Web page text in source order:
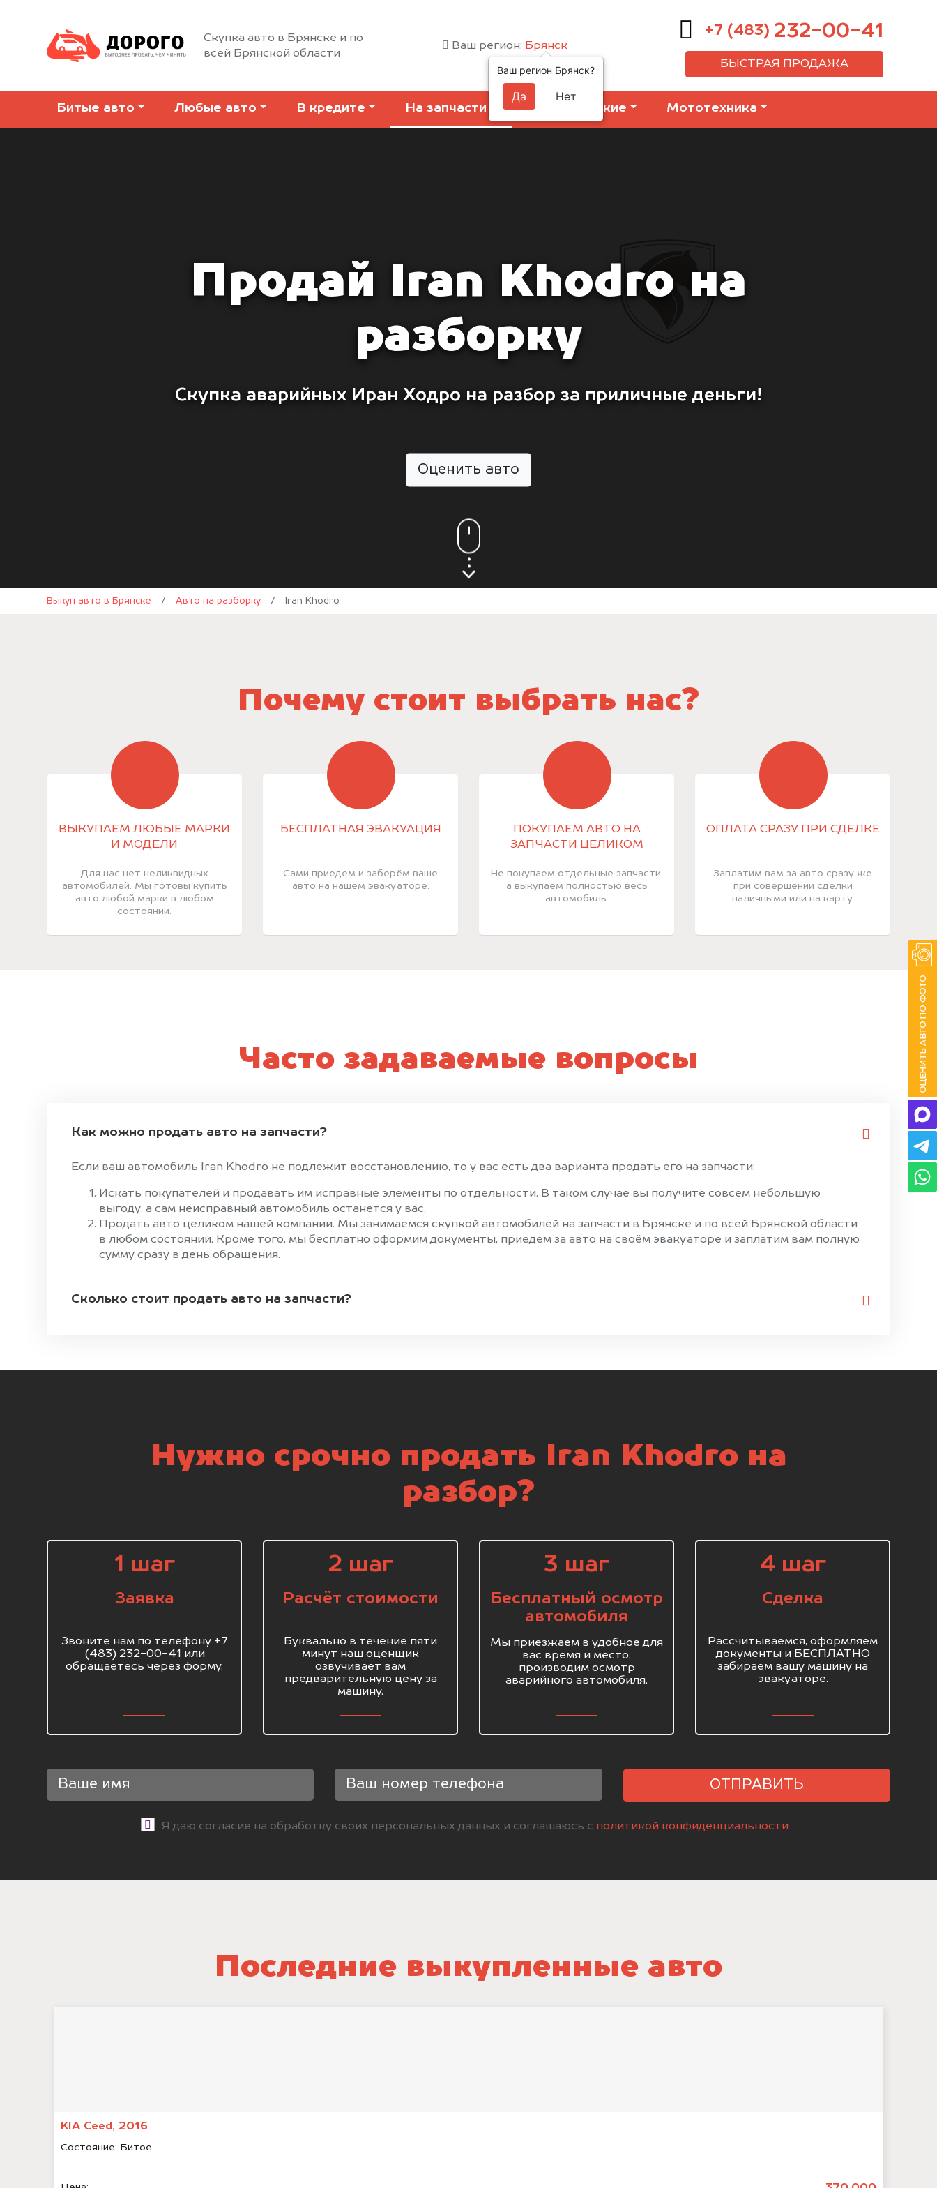
Скупка авто в Брянске и по
всей Брянской области
Ваш регион: Брянск
+7 (483) 232-00-41
БЫСТРАЯ ПРОДАЖА
Битые авто Любые авто В кредите На запчасти Коммерческие Мототехника
Продай Iran Khodro на
разборку
Скупка аварийных Иран Ходро на разбор за приличные деньги!
Оценить авто
Выкуп авто в Брянске / Авто на разборку / Iran Khodro
Почему стоит выбрать нас?
ВЫКУПАЕМ ЛЮБЫЕ МАРКИ
И МОДЕЛИ
Для нас нет неликвидных
автомобилей. Мы готовы купить
авто любой марки в любом
состоянии.
БЕСПЛАТНАЯ ЭВАКУАЦИЯ
Сами приедем и заберём ваше
авто на нашем эвакуаторе.
ПОКУПАЕМ АВТО НА
ЗАПЧАСТИ ЦЕЛИКОМ
Не покупаем отдельные запчасти,
а выкупаем полностью весь
автомобиль.
ОПЛАТА СРАЗУ ПРИ СДЕЛКЕ
Заплатим вам за авто сразу же
при совершении сделки
наличными или на карту.
Часто задаваемые вопросы
Как можно продать авто на запчасти?
Если ваш автомобиль Iran Khodro не подлежит восстановлению, то у вас есть два варианта продать его на запчасти:
Искать покупателей и продавать им исправные элементы по отдельности. В таком случае вы получите совсем небольшую
выгоду, а сам неисправный автомобиль останется у вас.
Продать авто целиком нашей компании. Мы занимаемся скупкой автомобилей на запчасти в Брянске и по всей Брянской области
в любом состоянии. Кроме того, мы бесплатно оформим документы, приедем за авто на своём эвакуаторе и заплатим вам полную
сумму сразу в день обращения.
Сколько стоит продать авто на запчасти?
Нужно срочно продать Iran Khodro на
разбор?
1 шаг
Заявка
Звоните нам по телефону +7
(483) 232-00-41 или
обращаетесь через форму.
2 шаг
Расчёт стоимости
Буквально в течение пяти
минут наш оценщик
озвучивает вам
предварительную цену за
машину.
3 шаг
Бесплатный осмотр
автомобиля
Мы приезжаем в удобное для
вас время и место,
производим осмотр
аварийного автомобиля.
4 шаг
Сделка
Рассчитываемся, оформляем
документы и БЕСПЛАТНО
забираем вашу машину на
эвакуаторе.
ОТПРАВИТЬ
Я даю согласие на обработку своих персональных данных и соглашаюсь с политикой конфиденциальности
Последние выкупленные авто
KIA Ceed, 2016
Состояние: Битое
Ваш регион Брянск?
Да Нет